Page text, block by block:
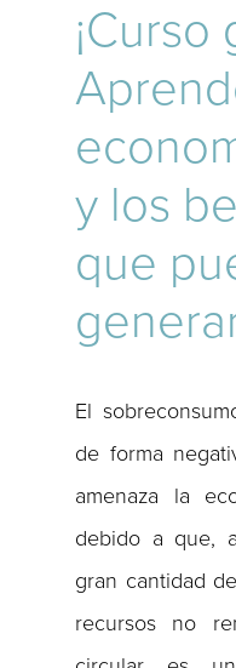
¡Curso
y los
que
El
de forma
amenaza la
debido a que,
gran cantidad
recursos no